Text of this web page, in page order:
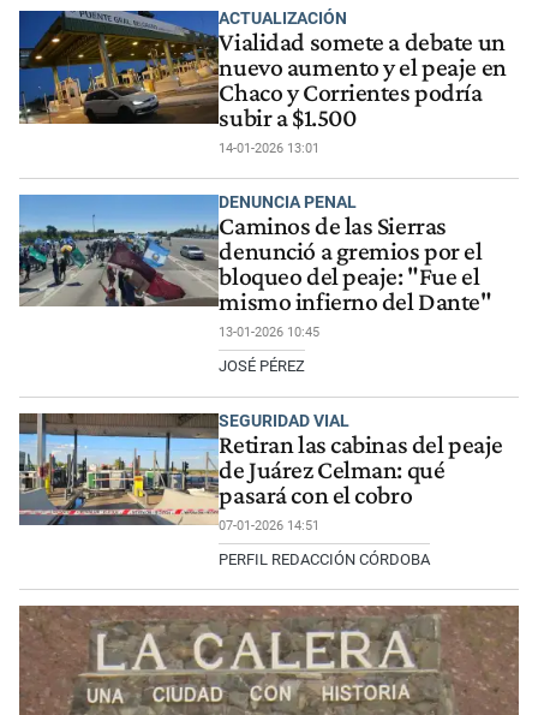
ACTUALIZACIÓN
Vialidad somete a debate un
nuevo aumento y el peaje en
Chaco y Corrientes podría
subir a $1.500
14-01-2026 13:01
DENUNCIA PENAL
Caminos de las Sierras
denunció a gremios por el
bloqueo del peaje: "Fue el
mismo infierno del Dante"
13-01-2026 10:45
JOSÉ PÉREZ
SEGURIDAD VIAL
Retiran las cabinas del peaje
de Juárez Celman: qué
pasará con el cobro
07-01-2026 14:51
PERFIL REDACCIÓN CÓRDOBA